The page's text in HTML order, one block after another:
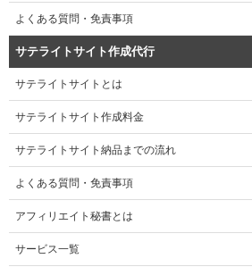
よくある質問・免責事項
サテライトサイト作成代行
サテライトサイトとは
サテライトサイト作成料金
サテライトサイト納品までの流れ
よくある質問・免責事項
アフィリエイト秘書とは
サービス一覧